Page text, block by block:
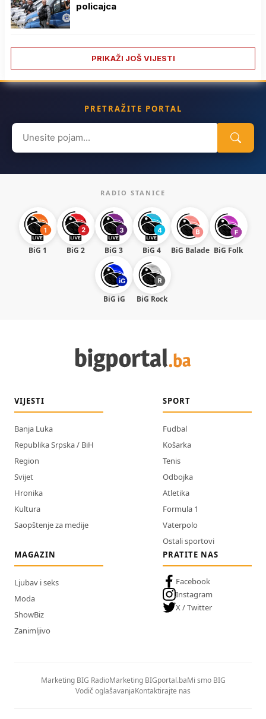
policajca
PRIKAŽI JOŠ VIJESTI
PRETRAŽITE PORTAL
Search
for:
RADIO STANICE
BiG 1 BiG 2 BiG 3 BiG 4 BiG Balade BiG Folk
BiG iG BiG Rock
VIJESTI
Banja Luka
Republika Srpska / BiH
Region
Svijet
Hronika
Kultura
Saopštenje za medije
SPORT
Fudbal
Košarka
Tenis
Odbojka
Atletika
Formula 1
Vaterpolo
Ostali sportovi
MAGAZIN
Ljubav i seks
Moda
ShowBiz
Zanimljivo
PRATITE NAS
Facebook
Instagram
X / Twitter
Marketing BIG RadioMarketing BIGportal.baMi smo BIG
Vodič oglašavanjaKontaktirajte nas